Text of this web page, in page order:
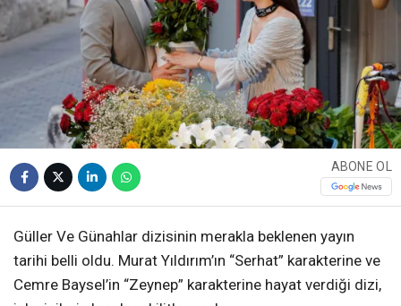
ABONE OL
Güller Ve Günahlar dizisinin merakla beklenen yayın
tarihi belli oldu. Murat Yıldırım’ın “Serhat” karakterine ve
Cemre Baysel’in “Zeynep” karakterine hayat verdiği dizi,